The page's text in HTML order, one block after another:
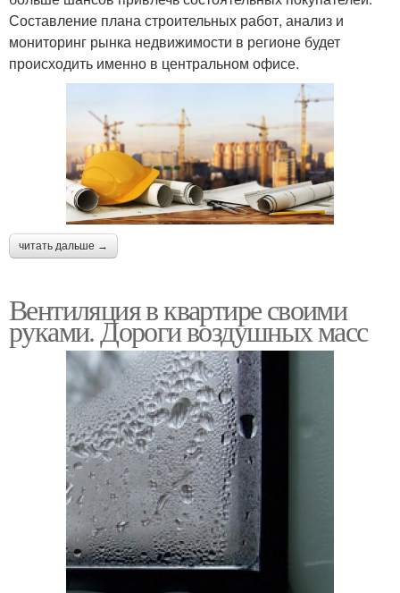
Составление плана строительных работ, анализ и
мониторинг рынка недвижимости в регионе будет
происходить именно в центральном офисе.
читать дальше →
Вентиляция в квартире своими
руками. Дороги воздушных масс